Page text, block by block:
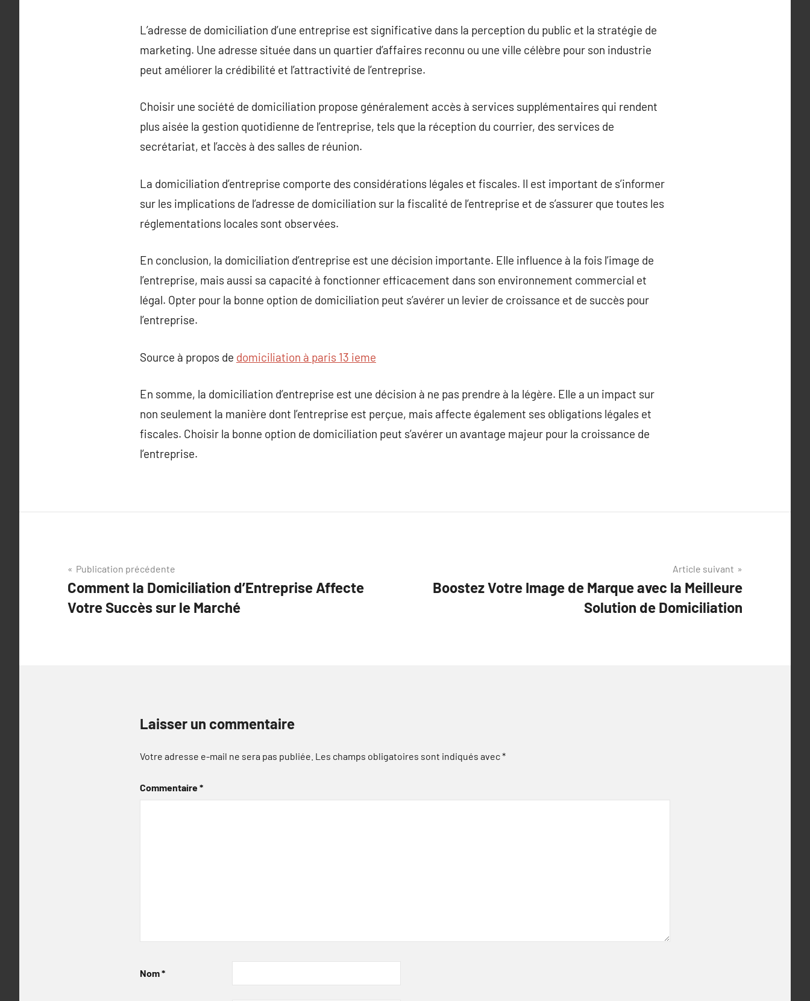
L’adresse de domiciliation d’une entreprise est significative dans la perception du public et la stratégie de
marketing. Une adresse située dans un quartier d’affaires reconnu ou une ville célèbre pour son industrie
peut améliorer la crédibilité et l’attractivité de l’entreprise.
Choisir une société de domiciliation propose généralement accès à services supplémentaires qui rendent
plus aisée la gestion quotidienne de l’entreprise, tels que la réception du courrier, des services de
secrétariat, et l’accès à des salles de réunion.
La domiciliation d’entreprise comporte des considérations légales et fiscales. Il est important de s’informer
sur les implications de l’adresse de domiciliation sur la fiscalité de l’entreprise et de s’assurer que toutes les
réglementations locales sont observées.
En conclusion, la domiciliation d’entreprise est une décision importante. Elle influence à la fois l’image de
l’entreprise, mais aussi sa capacité à fonctionner efficacement dans son environnement commercial et
légal. Opter pour la bonne option de domiciliation peut s’avérer un levier de croissance et de succès pour
l’entreprise.
Source à propos de domiciliation à paris 13 ieme
En somme, la domiciliation d’entreprise est une décision à ne pas prendre à la légère. Elle a un impact sur
non seulement la manière dont l’entreprise est perçue, mais affecte également ses obligations légales et
fiscales. Choisir la bonne option de domiciliation peut s’avérer un avantage majeur pour la croissance de
l’entreprise.
Navigation
de
l’article
Publication précédente
Comment la Domiciliation d’Entreprise Affecte
Votre Succès sur le Marché
Article suivant
Boostez Votre Image de Marque avec la Meilleure
Solution de Domiciliation
Laisser un commentaire
Votre adresse e-mail ne sera pas publiée. Les champs obligatoires sont indiqués avec*
Commentaire*
Nom*